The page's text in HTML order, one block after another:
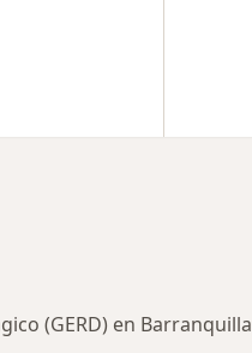
(GERD) en Barranquilla